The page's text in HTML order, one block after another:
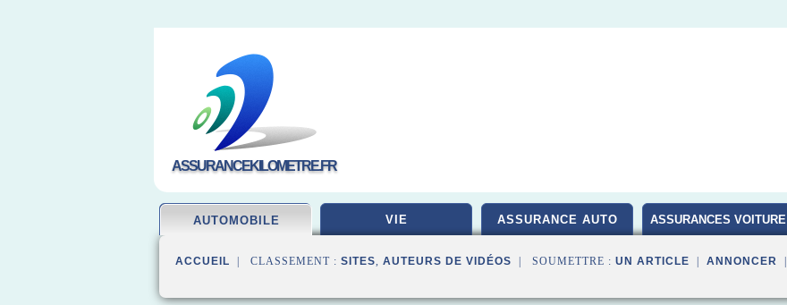
ASSURANCEKILOMETRE.FR
AUTOMOBILE VIE ASSURANCE AUTO ASSURANCES VOITURE
ACCUEIL | CLASSEMENT : SITES, AUTEURS DE VIDÉOS | SOUMETTRE : UN ARTICLE ANNONCER